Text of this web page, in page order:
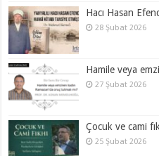
Hacı Hasan
28 Şubat 2026
Hamile veya
27 Şubat 2026
Çocuk ve cami
25 Şubat 2026